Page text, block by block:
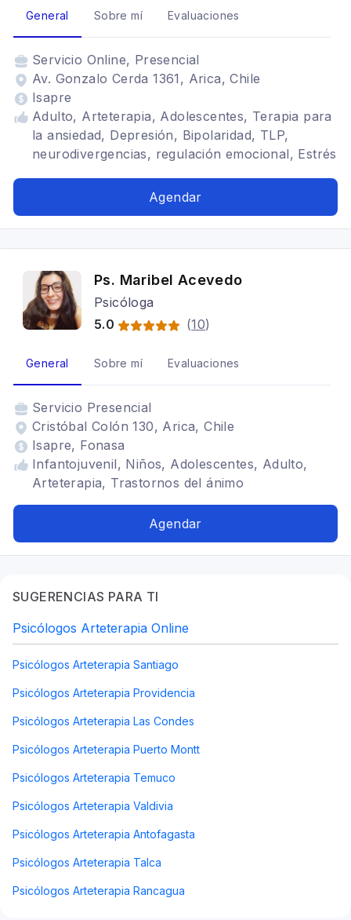
General Sobre mí Evaluaciones
Servicio Online, Presencial
Av. Gonzalo Cerda 1361, Arica, Chile
Isapre
Adulto, Arteterapia, Adolescentes, Terapia para
la ansiedad, Depresión, Bipolaridad, TLP,
neurodivergencias, regulación emocional, Estrés
personalidad, aromaterapia, autismo
Agendar
Ps. Maribel Acevedo
Psicóloga
5.0
(10)
General Sobre mí Evaluaciones
Servicio Presencial
Cristóbal Colón 130, Arica, Chile
Isapre, Fonasa
Infantojuvenil, Niños, Adolescentes, Adulto,
Arteterapia, Trastornos del ánimo
Agendar
SUGERENCIAS PARA TI
Psicólogos Arteterapia Online
Psicólogos Arteterapia Santiago
Psicólogos Arteterapia Providencia
Psicólogos Arteterapia Las Condes
Psicólogos Arteterapia Puerto Montt
Psicólogos Arteterapia Temuco
Psicólogos Arteterapia Valdivia
Psicólogos Arteterapia Antofagasta
Psicólogos Arteterapia Talca
Psicólogos Arteterapia Rancagua